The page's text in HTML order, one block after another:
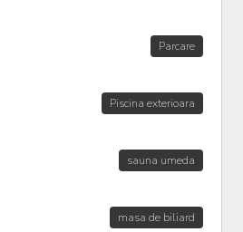
Parcare
Piscina exterioara
sauna umeda
masa de biliard